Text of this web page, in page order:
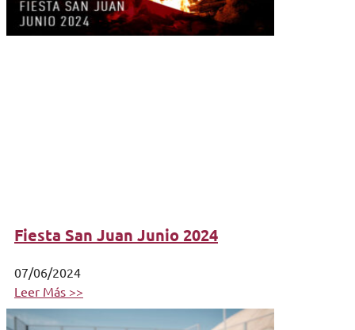
Fiesta San Juan Junio 2024
07/06/2024
Leer Más >>